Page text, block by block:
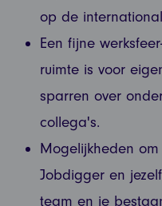
op de
Een fijne
ruimte is voor
sparren over
collega's.
Mogelijkheden
Jobdigger en
team en je